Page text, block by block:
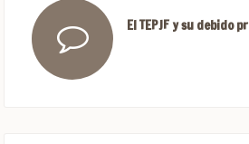
El TEPJF y su debido